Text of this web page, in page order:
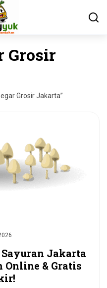
Grosir
Grosir Jakarta”
Jakarta
Online & Gratis